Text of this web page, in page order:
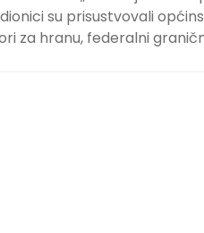
su prisustvovali
za hranu, federalni